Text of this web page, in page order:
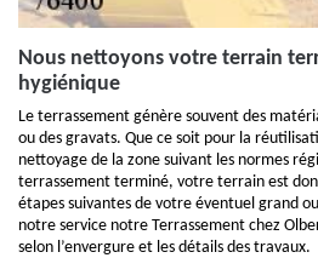
Nous nettoyons votre terrain
hygiénique
Le terrassement génère souvent des
ou des gravats. Que ce soit pour la
nettoyage de la zone suivant les normes
terrassement terminé, votre terrain est
étapes suivantes de votre éventuel grand
notre service notre Terrassement chez
selon l’envergure et les détails des travaux.